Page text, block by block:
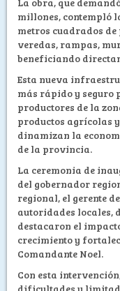
millones, contempló
metros cuadrados
veredas, rampas,
beneficiando
Esta nueva
más rápido y seguro
productores de la
productos agrícolas
dinamizan la
de la provincia.
La ceremonia de
del gobernador
regional, el gerente
autoridades locales,
destacaron el
crecimiento y
Comandante Noel.
Con esta